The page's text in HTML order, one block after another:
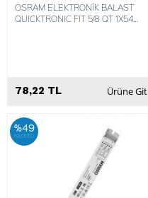
OSRAM ELEKTRONİK BALAST
QUICKTRONIC FIT 5/8 QT 1X54
78,22 TL Ürüne Git
%49
iskonto